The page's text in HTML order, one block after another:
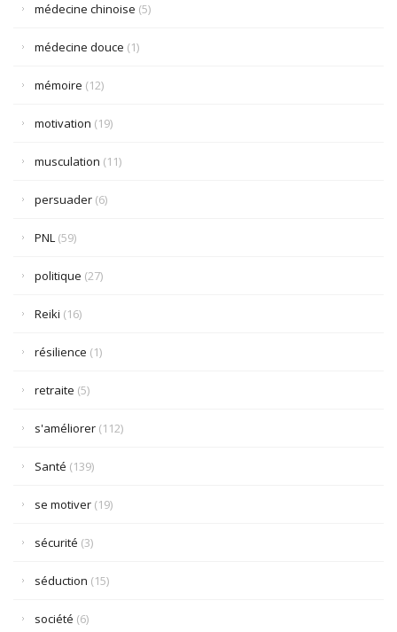
médecine chinoise (5)
médecine douce (1)
mémoire (12)
motivation (19)
musculation (11)
persuader (6)
PNL (59)
politique (27)
Reiki (16)
résilience (1)
retraite (5)
s'améliorer (112)
Santé (139)
se motiver (19)
sécurité (3)
séduction (15)
société (6)